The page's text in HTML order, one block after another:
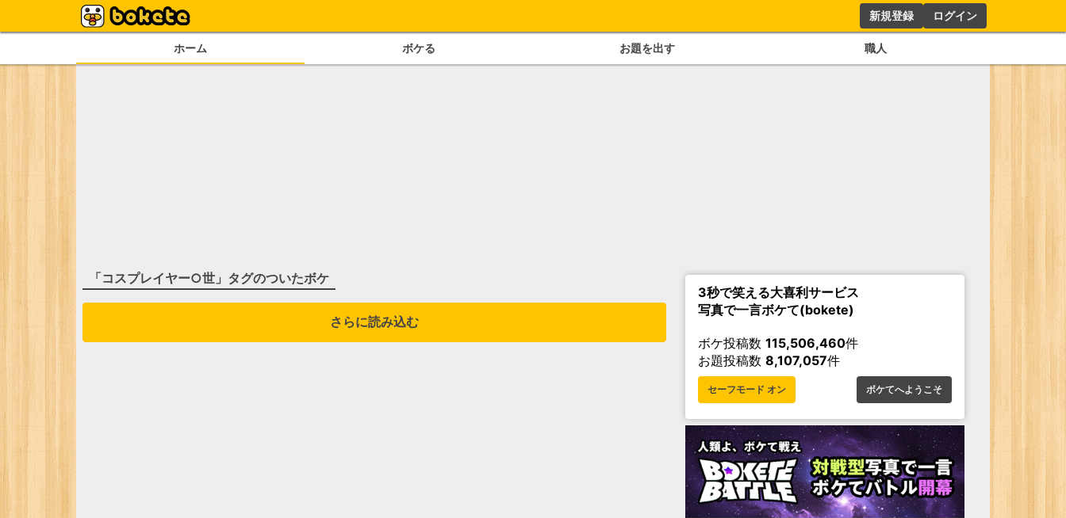
新規登録 ログイン
ホーム ボケる お題を出す 職人
「コスプレイヤー○世 」タグのついたボケ
さらに読み込む
3秒で笑える大喜利サービス
写真で一言ボケて(bokete)
ボケ投稿数 115,506,460件
お題投稿数 8,107,057件
セーフモード オン ボケてへようこそ